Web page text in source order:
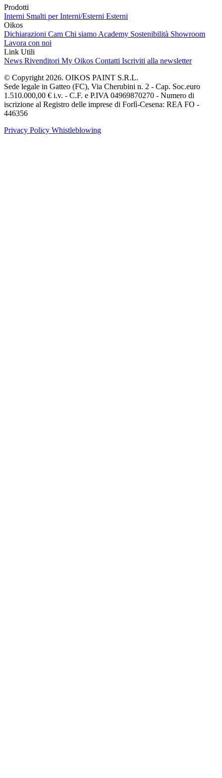
Prodotti
Interni Smalti per Interni/Esterni Esterni
Oikos
Dichiarazioni Cam Chi siamo Academy Sostenibilità Showroom
Lavora con noi
Link Utili
News Rivenditori My Oikos Contatti Iscriviti alla newsletter
© Copyright 2026. OIKOS PAINT S.R.L.
Sede legale in Gatteo (FC), Via Cherubini n. 2 - Cap. Soc.euro
1.510.000,00 € i.v. - C.F. e P.IVA 04969870270 - Numero di
iscrizione al Registro delle imprese di Forlì-Cesena: REA FO -
446356
Privacy Policy Whistleblowing